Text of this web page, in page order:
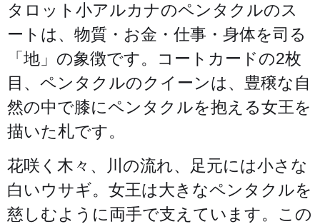
タロット小アルカナのペンタクルのス
ートは、物質・お金・仕事・身体を司る
「地」の象徴です。コートカードの2枚
目、ペンタクルのクイーンは、豊穣な自
然の中で膝にペンタクルを抱える女王を
描いた札です。
花咲く木々、川の流れ、足元には小さな
白いウサギ。女王は大きなペンタクルを
慈しむように両手で支えています。この